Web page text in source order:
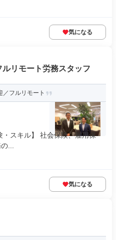
気になる
リモート労務スタッフ
フルリモート
スキル】 社会保険、雇用保
...
気になる